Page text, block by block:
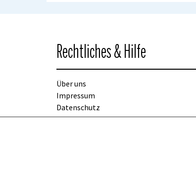
Rechtliches & Hilfe
Über uns
Impressum
Datenschutz